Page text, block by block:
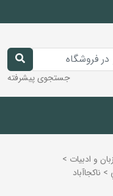
جستجوی پیشرفته
زبان و ادبيات >
> ناکجاآباد